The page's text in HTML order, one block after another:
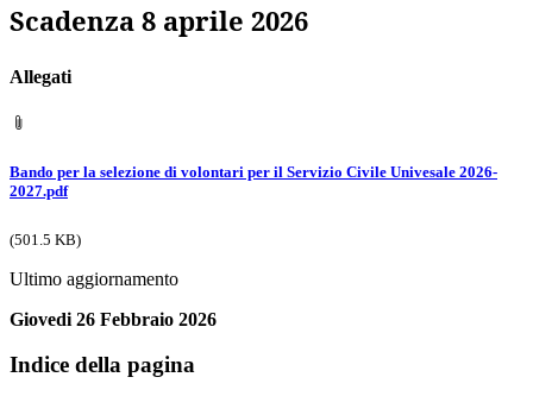
Scadenza 8 aprile 2026
Allegati
Bando per la selezione di volontari per il Servizio Civile Univesale 2026-
2027.pdf
(501.5 KB)
Ultimo aggiornamento
Giovedi 26 Febbraio 2026
Indice della pagina